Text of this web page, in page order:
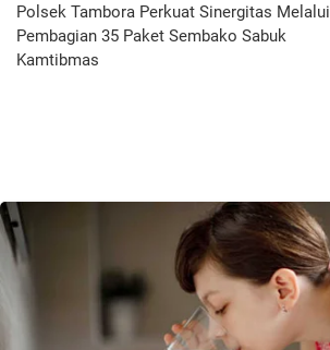
Polsek Tambora Perkuat Sinergitas Melalui
Pembagian 35 Paket Sembako Sabuk
Kamtibmas